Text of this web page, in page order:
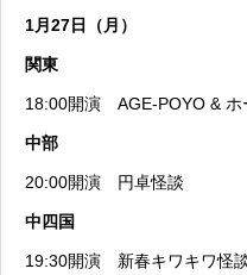
1月27日（月）
関東
18:00開演 AGE-POYO &
中部
20:00開演 円卓怪談
中四国
19:30開演 新春キワキワ怪